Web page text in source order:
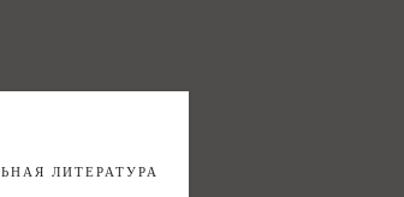
ЛИТЕРАТУРА